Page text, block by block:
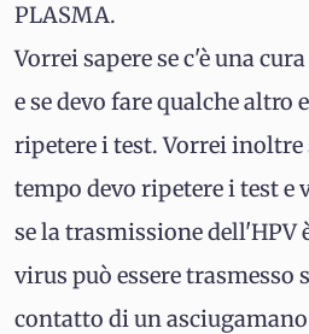
PLASMA.
Vorrei sapere se c'è una
e se devo fare qualche altro
ripetere i test. Vorrei inoltre
tempo devo ripetere i test e
se la trasmissione dell'HPV
virus può essere trasmesso
contatto di un